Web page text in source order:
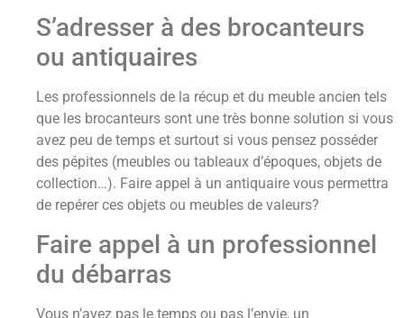
S’adresser à des brocanteurs
ou antiquaires
Les professionnels de la récup et du meuble ancien tels
que les brocanteurs sont une très bonne solution si vous
avez peu de temps et surtout si vous pensez posséder
des pépites (meubles ou tableaux d’époques, objets de
collection…). Faire appel à un antiquaire vous permettra
de repérer ces objets ou meubles de valeurs?
Faire appel à un professionnel
du débarras
Vous n’avez pas le temps ou pas l’envie, un